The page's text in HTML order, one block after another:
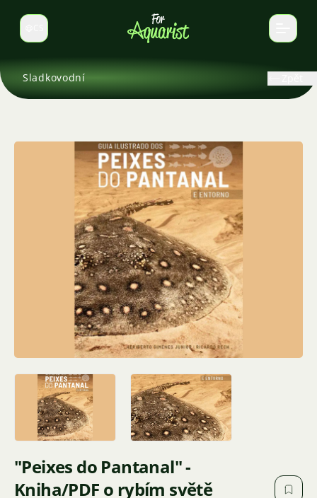
Select language
Sladkovodní
"Peixes do Pantanal" -
Kniha/PDF o rybím světě